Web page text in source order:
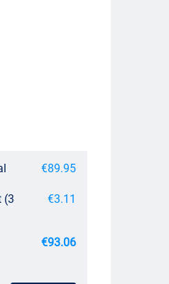
€89.95
(3
€3.11
€93.06